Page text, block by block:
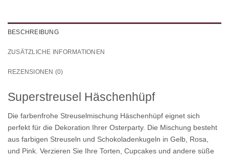
BESCHREIBUNG
ZUSÄTZLICHE INFORMATIONEN
REZENSIONEN (0)
Superstreusel Häschenhüpf
Die farbenfrohe Streuselmischung Häschenhüpf eignet sich
perfekt für die Dekoration Ihrer Osterparty. Die Mischung besteht
aus farbigen Streuseln und Schokoladenkugeln in Gelb, Rosa,
und Pink. Verzieren Sie Ihre Torten, Cupcakes und andere süße